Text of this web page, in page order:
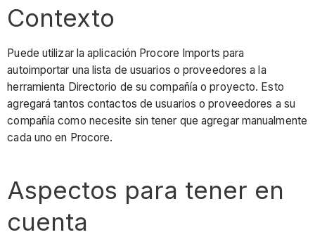
Contexto
Puede utilizar la aplicación Procore Imports para
autoimportar una lista de usuarios o proveedores a la
herramienta Directorio de su compañía o proyecto. Esto
agregará tantos contactos de usuarios o proveedores a su
compañía como necesite sin tener que agregar manualmente
cada uno en Procore.
Aspectos para tener en
cuenta